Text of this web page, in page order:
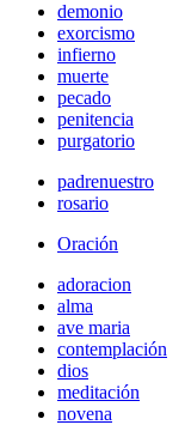
demonio
exorcismo
infierno
muerte
pecado
penitencia
purgatorio
padrenuestro
rosario
Oración
adoracion
alma
ave maria
contemplación
dios
meditación
novena